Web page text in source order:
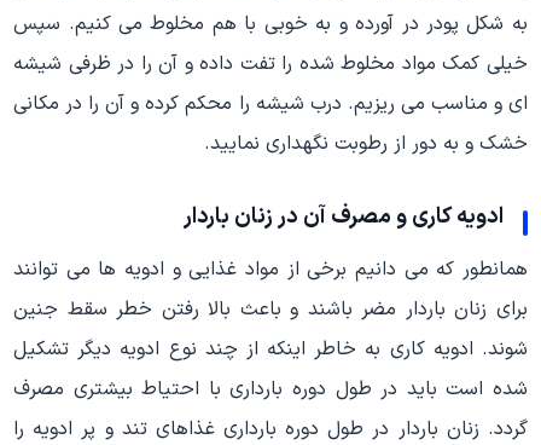
به شکل پودر در آورده و به خوبی با هم مخلوط می کنیم. سپس
خیلی کمک مواد مخلوط شده را تفت داده و آن را در ظرفی شیشه
ای و مناسب می ریزیم. درب شیشه را محکم کرده و آن را در مکانی
خشک و به دور از رطوبت نگهداری نمایید.
ادویه کاری و مصرف آن در زنان باردار
همانطور که می دانیم برخی از مواد غذایی و ادویه ها می توانند
برای زنان باردار مضر باشند و باعث بالا رفتن خطر سقط جنین
شوند. ادویه کاری به خاطر اینکه از چند نوع ادویه دیگر تشکیل
شده است باید در طول دوره بارداری با احتیاط بیشتری مصرف
گردد. زنان باردار در طول دوره بارداری غذاهای تند و پر ادویه را